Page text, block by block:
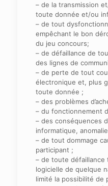
– de la transmission
toute donnée et/ou
– de tout
empêchant le bon
du jeu concours;
– de défaillance de
des lignes de
– de perte de tout
électronique et, plus
toute donnée ;
– des problèmes
– du fonctionnement
– des conséquences
informatique,
– de tout dommage
participant ;
– de toute défaillance
logicielle de quelque
limité la possibilité de